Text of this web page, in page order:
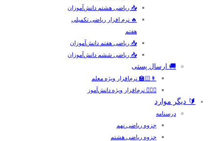
📥 ریاضی هشتم دانش‌آموزان
🔥 نرم افزار ریاضی تکمیلی
هفتم
📥 ریاضی هفتم دانش‌آموزان
📥 ریاضی ششم دانش‌آموزان
🚚 ارسال پستی
👨🏻‍🏫 نرم‌افزار ویژه معلم
🙋🏻‍♂️ نرم‌افزار ویژه دانش‌آموز
🔰 دیگر موارد
درسنامه
جزوه ریاضی نهم
جزوه ریاضی هشتم